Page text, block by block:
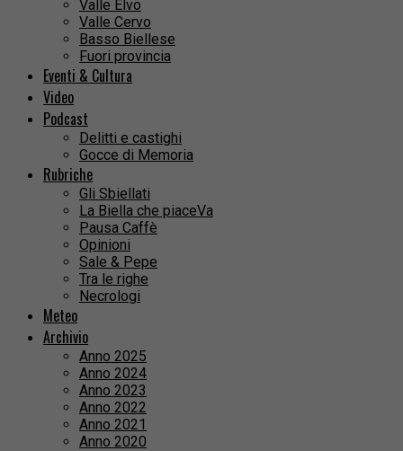
Valle Elvo
Valle Cervo
Basso Biellese
Fuori provincia
Eventi & Cultura
Video
Podcast
Delitti e castighi
Gocce di Memoria
Rubriche
Gli Sbiellati
La Biella che piaceVa
Pausa Caffè
Opinioni
Sale & Pepe
Tra le righe
Necrologi
Meteo
Archivio
Anno 2025
Anno 2024
Anno 2023
Anno 2022
Anno 2021
Anno 2020